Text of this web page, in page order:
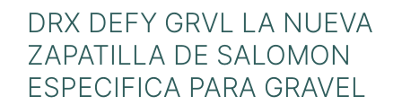
DRX DEFY GRVL LA NUEVA
ZAPATILLA DE SALOMON
ESPECIFICA PARA GRAVEL